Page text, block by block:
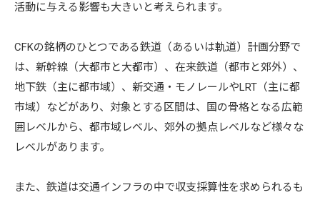
活動に与える影響も大きいと考えられます。
CFKの銘柄のひとつである鉄道（あるいは軌道）計画分野で
は、新幹線（大都市と大都市）、在来鉄道（都市と郊外）、
地下鉄（主に都市域）、新交通・モノレールやLRT（主に都
市域）などがあり、対象とする区間は、国の骨格となる広範
囲レベルから、都市域レベル、郊外の拠点レベルなど様々な
レベルがあります。
また、鉄道は交通インフラの中で収支採算性を求められるも